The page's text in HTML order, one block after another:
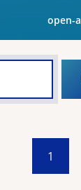
open-
1